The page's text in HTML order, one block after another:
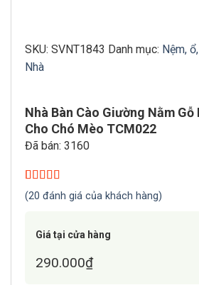
SKU: SVNT1843 Danh mục: Nệm,
Nhà
Nhà Bàn Cào Giường Nằm Gỗ
Cho Chó Mèo TCM022
Đã bán: 3160
5.00trên 5
dựa trên
20
(20 đánh giá của khách hàng)
Giá tại cửa hàng
290.000₫